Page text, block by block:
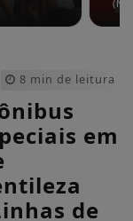
8 min de leitura
em
de